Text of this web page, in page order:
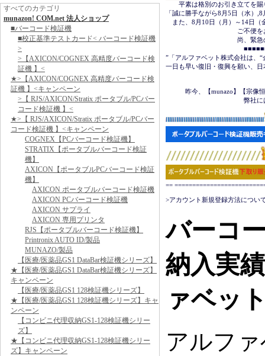
すべてのカテゴリ
munazon! COM.net 法人ショップ
■バーコード検証機
■校正基準テストカード< バーコード検証機
>
>【AXICON/COGNEX 高精度バーコード検
証機 】<
★>【AXICON/COGNEX 高精度バーコード検
証機 】<キャンペーン
>【 RJS/AXICON/Stratix ポータブル/PCバー
コード検証機 】<
★>【 RJS/AXICON/Stratix ポータブル/PCバー
コード検証機 】<キャンペーン
COGNEX【PCバーコード検証機】
STRATIX【ポータブルバーコード検証
機】
AXICON【ポータブルPCバーコード検証
機】
AXICON ポータブルバーコード検証機
AXICON PCバーコード検証機
AXICON サプライ
AXICON 専用プリンタ
RJS【ポータブルバーコード検証機】
Printronix AUTO ID/製品
MUNAZO/製品
【医療/医薬品GS1 DataBar検証機シリーズ】
★【医療/医薬品GS1 DataBar検証機シリーズ】
キャンペーン
【医療/医薬品GS1 128検証機シリーズ】
★【医療/医薬品GS1 128検証機シリーズ】キャ
ンペーン
【コンビニ代理収納GS1-128検証機シリー
ズ】
★【コンビニ代理収納GS1-128検証機シリー
ズ】キャンペーン
平素は格別のお引き立てを賜
「誠に勝手ながら8月5日（水）
また、8月10日（月）～14日（
ご不便をおかけ致しま
尚、緊急の場合は
■■■■■■＜＜     応援
”「アルファベット株式会社は、
一日も早い復旧・復興を願い、
昨今、【munazo】【宗像恒憲
弊社には一切関係はご
==
>アカウント新規登録方法につい
バーコ
納入実
ァベッ
アルフ